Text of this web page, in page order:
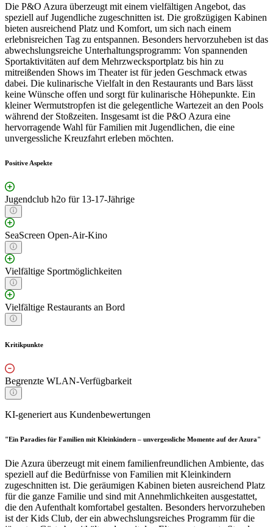
Die P&O Azura überzeugt mit einem vielfältigen Angebot, das
speziell auf Jugendliche zugeschnitten ist. Die großzügigen Kabinen
bieten ausreichend Platz und Komfort, um sich nach einem
erlebnisreichen Tag zu entspannen. Besonders hervorzuheben ist das
abwechslungsreiche Unterhaltungsprogramm: Von spannenden
Sportaktivitäten auf dem Mehrzwecksportplatz bis hin zu
mitreißenden Shows im Theater ist für jeden Geschmack etwas
dabei. Die kulinarische Vielfalt in den Restaurants und Bars lässt
keine Wünsche offen und sorgt für kulinarische Höhepunkte. Ein
kleiner Wermutstropfen ist die gelegentliche Wartezeit an den Pools
während der Stoßzeiten. Insgesamt ist die P&O Azura eine
hervorragende Wahl für Familien mit Jugendlichen, die eine
unvergessliche Kreuzfahrt erleben möchten.
Positive Aspekte
Jugendclub h2o für 13-17-Jährige
SeaScreen Open-Air-Kino
Vielfältige Sportmöglichkeiten
Vielfältige Restaurants an Bord
Kritikpunkte
Begrenzte WLAN-Verfügbarkeit
KI-generiert aus Kundenbewertungen
"Ein Paradies für Familien mit Kleinkindern – unvergessliche Momente auf der Azura"
Die Azura überzeugt mit einem familienfreundlichen Ambiente, das
speziell auf die Bedürfnisse von Familien mit Kleinkindern
zugeschnitten ist. Die geräumigen Kabinen bieten ausreichend Platz
für die ganze Familie und sind mit Annehmlichkeiten ausgestattet,
die den Aufenthalt komfortabel gestalten. Besonders hervorzuheben
ist der Kids Club, der ein abwechslungsreiches Programm für die